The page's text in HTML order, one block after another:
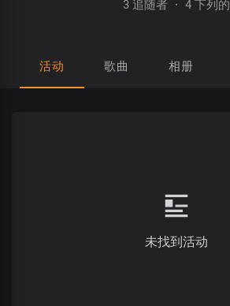
3 追随者 · 4 下列的
活动 歌曲 相册
未找到活动